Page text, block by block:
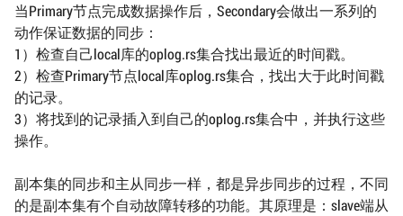
当Primary节点完成数据操作后，Secondary会做出一系列的
动作保证数据的同步：
1）检查自己local库的oplog.rs集合找出最近的时间戳。
2）检查Primary节点local库oplog.rs集合，找出大于此时间戳
的记录。
3）将找到的记录插入到自己的oplog.rs集合中，并执行这些
操作。
副本集的同步和主从同步一样，都是异步同步的过程，不同
的是副本集有个自动故障转移的功能。其原理是：slave端从